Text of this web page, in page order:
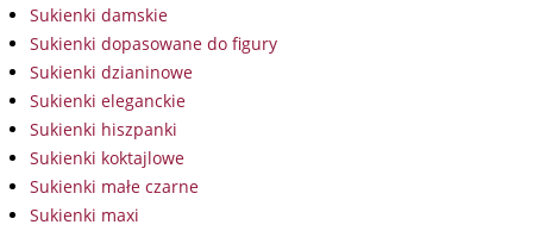
Sukienki damskie
Sukienki dopasowane do figury
Sukienki dzianinowe
Sukienki eleganckie
Sukienki hiszpanki
Sukienki koktajlowe
Sukienki małe czarne
Sukienki maxi